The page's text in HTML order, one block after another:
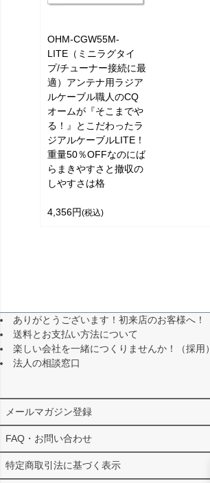
OHM-CGW55M-
LITE（ミニラグタイ
プ/チューナー接続に最
適）アンテナ用ラジア
ルケーブル職人のCQ
オームが『そこまでや
る！』とこだわったラ
ジアルケーブルLITE！
重量50％OFFなのにば
らまきやすさと撤収の
しやすさは格
4,356円(税込)
ありがとうございます！初来店のお客様へ！
送料とお支払い方法について
楽しい会社を一緒につくりませんか！（採用）
法人の相談窓口
メールマガジン登録
FAQ・お問い合わせ
特定商取引法に基づく表示